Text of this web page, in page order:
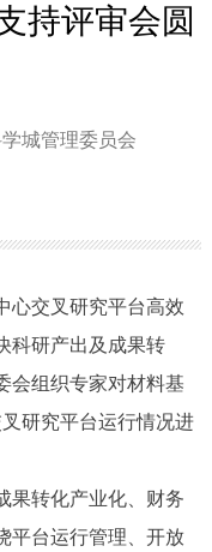
持评审会圆
城管理委员会
交叉研究平台高效
科研产出及成果转
会组织专家对材料基
研究平台运行情况进
转化产业化、财务
平台运行管理、开放